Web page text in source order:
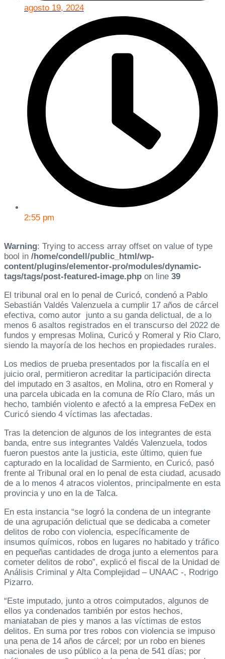
agosto 19, 2024
2:55 pm
Warning: Trying to access array offset on value of type
bool in /home/condell/public_html/wp-
content/plugins/elementor-pro/modules/dynamic-
tags/tags/post-featured-image.php on line 39
El tribunal oral en lo penal de Curicó, condenó a Pablo
Sebastián Valdés Valenzuela a cumplir 17 años de cárcel
efectiva, como autor junto a su ganda delictual, de a lo
menos 6 asaltos registrados en el transcurso del 2022 de
fundos y empresas Molina, Curicó y Romeral y Rio Claro,
siendo la mayoría de los hechos en propiedades rurales.
Los medios de prueba presentados por la fiscalía en el
juicio oral, permitieron acreditar la participación directa
del imputado en 3 asaltos, en Molina, otro en Romeral y
una parcela ubicada en la comuna de Río Claro, más un
hecho, también violento e afectó a la empresa FeDex en
Curicó siendo 4 víctimas las afectadas.
Tras la detencion de algunos de los integrantes de esta
banda, entre sus integrantes Valdés Valenzuela, todos
fueron puestos ante la justicia, este último, quien fue
capturado en la localidad de Sarmiento, en Curicó, pasó
frente al Tribunal oral en lo penal de esta ciudad, acusado
de a lo menos 4 atracos violentos, principalmente en esta
provincia y uno en la de Talca.
En esta instancia “se logró la condena de un integrante
de una agrupación delictual que se dedicaba a cometer
delitos de robo con violencia, específicamente de
insumos químicos, robos en lugares no habitado y tráfico
en pequeñas cantidades de droga junto a elementos para
cometer delitos de robo”, explicó el fiscal de la Unidad de
Análisis Criminal y Alta Complejidad – UNAAC -, Rodrigo
Pizarro.
“Este imputado, junto a otros coimputados, algunos de
ellos ya condenados también por estos hechos,
maniataban de pies y manos a las víctimas de estos
delitos. En suma por tres robos con violencia se impuso
una pena de 14 años de cárcel; por un robo en bienes
nacionales de uso público a la pena de 541 días; por